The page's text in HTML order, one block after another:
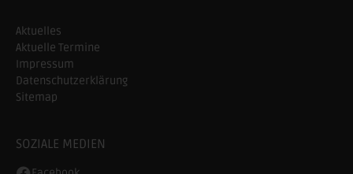
Aktuelles
Aktuelle Termine
Impressum
Datenschutzerklärung
Sitemap
SOZIALE MEDIEN